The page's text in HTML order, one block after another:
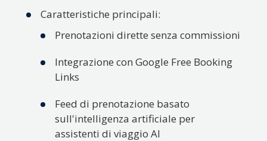
Caratteristiche principali:
Prenotazioni dirette senza commissioni
Integrazione con Google Free Booking
Links
Feed di prenotazione basato
sull'intelligenza artificiale per
assistenti di viaggio AI